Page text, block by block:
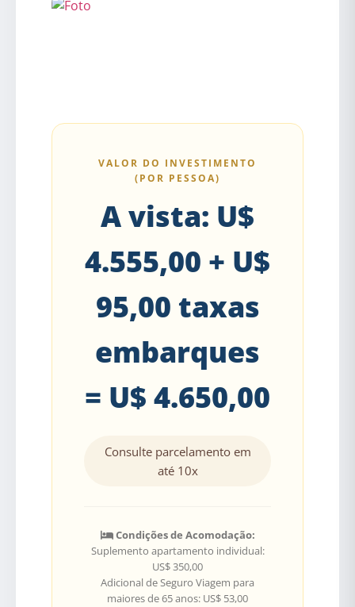
VALOR DO INVESTIMENTO
(POR PESSOA)
A vista: U$
4.555,00 + U$
95,00 taxas
embarques
= U$ 4.650,00
Consulte parcelamento em
até 10x
Condições de Acomodação:
Suplemento apartamento individual:
US$ 350,00
Adicional de Seguro Viagem para
maiores de 65 anos: US$ 53,00